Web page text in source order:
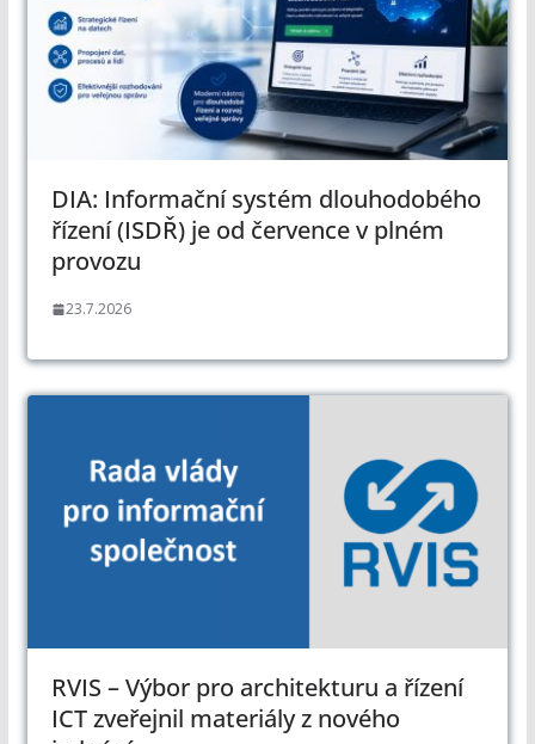
DIA: Informační systém dlouhodobého
řízení (ISDŘ) je od července v plném
provozu
23.7.2026
RVIS – Výbor pro architekturu a řízení
ICT zveřejnil materiály z nového